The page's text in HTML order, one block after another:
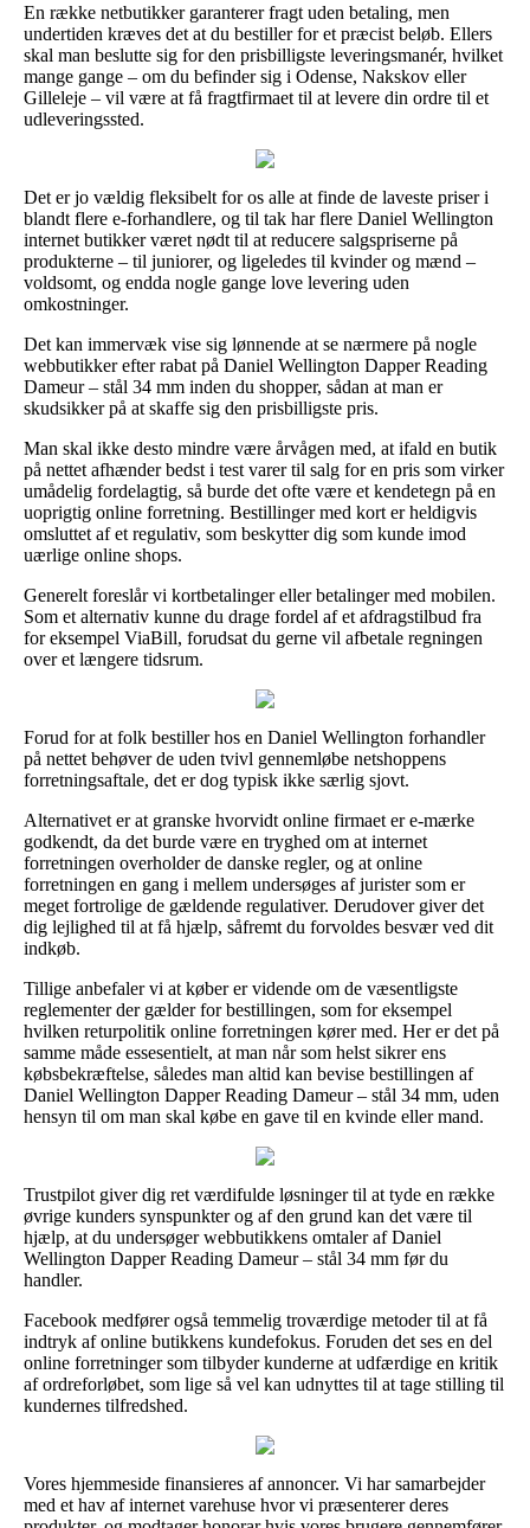
En række netbutikker garanterer fragt uden betaling, men
undertiden kræves det at du bestiller for et præcist beløb. Ellers
skal man beslutte sig for den prisbilligste leveringsmanér, hvilket
mange gange – om du befinder sig i Odense, Nakskov eller
Gilleleje – vil være at få fragtfirmaet til at levere din ordre til et
udleveringssted.
Det er jo vældig fleksibelt for os alle at finde de laveste priser i
blandt flere e-forhandlere, og til tak har flere Daniel Wellington
internet butikker været nødt til at reducere salgspriserne på
produkterne – til juniorer, og ligeledes til kvinder og mænd –
voldsomt, og endda nogle gange love levering uden
omkostninger.
Det kan immervæk vise sig lønnende at se nærmere på nogle
webbutikker efter rabat på Daniel Wellington Dapper Reading
Dameur – stål 34 mm inden du shopper, sådan at man er
skudsikker på at skaffe sig den prisbilligste pris.
Man skal ikke desto mindre være årvågen med, at ifald en butik
på nettet afhænder bedst i test varer til salg for en pris som virker
umådelig fordelagtig, så burde det ofte være et kendetegn på en
uoprigtig online forretning. Bestillinger med kort er heldigvis
omsluttet af et regulativ, som beskytter dig som kunde imod
uærlige online shops.
Generelt foreslår vi kortbetalinger eller betalinger med mobilen.
Som et alternativ kunne du drage fordel af et afdragstilbud fra
for eksempel ViaBill, forudsat du gerne vil afbetale regningen
over et længere tidsrum.
Forud for at folk bestiller hos en Daniel Wellington forhandler
på nettet behøver de uden tvivl gennemløbe netshoppens
forretningsaftale, det er dog typisk ikke særlig sjovt.
Alternativet er at granske hvorvidt online firmaet er e-mærke
godkendt, da det burde være en tryghed om at internet
forretningen overholder de danske regler, og at online
forretningen en gang i mellem undersøges af jurister som er
meget fortrolige de gældende regulativer. Derudover giver det
dig lejlighed til at få hjælp, såfremt du forvoldes besvær ved dit
indkøb.
Tillige anbefaler vi at køber er vidende om de væsentligste
reglementer der gælder for bestillingen, som for eksempel
hvilken returpolitik online forretningen kører med. Her er det på
samme måde essesentielt, at man når som helst sikrer ens
købsbekræftelse, således man altid kan bevise bestillingen af
Daniel Wellington Dapper Reading Dameur – stål 34 mm, uden
hensyn til om man skal købe en gave til en kvinde eller mand.
Trustpilot giver dig ret værdifulde løsninger til at tyde en række
øvrige kunders synspunkter og af den grund kan det være til
hjælp, at du undersøger webbutikkens omtaler af Daniel
Wellington Dapper Reading Dameur – stål 34 mm før du
handler.
Facebook medfører også temmelig troværdige metoder til at få
indtryk af online butikkens kundefokus. Foruden det ses en del
online forretninger som tilbyder kunderne at udfærdige en kritik
af ordreforløbet, som lige så vel kan udnyttes til at tage stilling til
kundernes tilfredshed.
Vores hjemmeside finansieres af annoncer. Vi har samarbejder
med et hav af internet varehuse hvor vi præsenterer deres